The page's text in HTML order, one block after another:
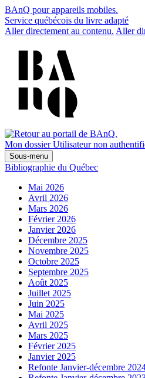
BAnQ pour appareils mobiles.
Service québécois du livre adapté
Aller directement au contenu. Aller
Mon dossier Utilisateur non
Sous-menu
Bibliographie du Québec
Mai 2026
Avril 2026
Mars 2026
Février 2026
Janvier 2026
Décembre 2025
Novembre 2025
Octobre 2025
Septembre 2025
Août 2025
Juillet 2025
Juin 2025
Mai 2025
Avril 2025
Mars 2025
Février 2025
Janvier 2025
Refonte Janvier-décembre